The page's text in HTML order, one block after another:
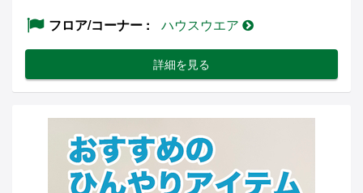
フロア/コーナー
ハウスウエア
詳細を見る